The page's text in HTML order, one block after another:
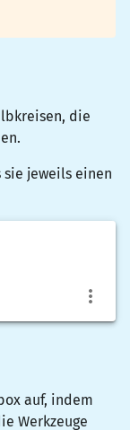
die
sie jeweils einen
auf, indem
Werkzeuge